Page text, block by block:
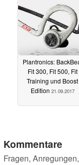
Plantronics:
Fit 300, Fit 500, Fit
Training und Boost
Edition 21.09.2017
Kommentare
Fragen,